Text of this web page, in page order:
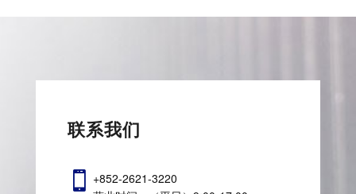
联系我们
 +852-2621-3220